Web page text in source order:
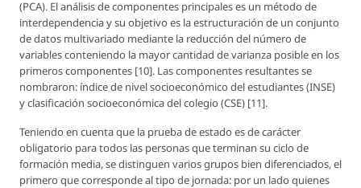
(PCA). El análisis de componentes principales es un método de
interdependencia y su objetivo es la estructuración de un conjunto
de datos multivariado mediante la reducción del número de
variables conteniendo la mayor cantidad de varianza posible en los
primeros componentes [10]. Las componentes resultantes se
nombraron: índice de nivel socioeconómico del estudiantes (INSE)
y clasificación socioeconómica del colegio (CSE) [11].
Teniendo en cuenta que la prueba de estado es de carácter
obligatorio para todos las personas que terminan su ciclo de
formación media, se distinguen varios grupos bien diferenciados, el
primero que corresponde al tipo de jornada: por un lado quienes